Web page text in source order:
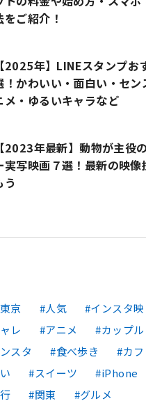
をご紹介！
【2025年】LINEスタンプお
！かわいい・面白い・セン
メ・ゆるいキャラなど
【2023年最新】動物が主役
実写映画７選！最新の映像
う
東京 人気
インスタ
レ アニメ
カップル
スタ 食べ歩き
カフ
スイーツ
iPhone
関東 グルメ